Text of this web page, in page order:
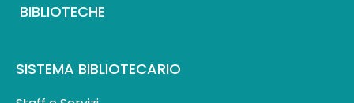
BIBLIOTECHE
SISTEMA BIBLIOTECARIO